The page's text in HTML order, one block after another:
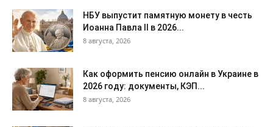
НБУ выпустит памятную монету в честь
Иоанна Павла II в 2026...
8 августа, 2026
Как оформить пенсию онлайн в Украине в
2026 году: документы, КЭП...
8 августа, 2026